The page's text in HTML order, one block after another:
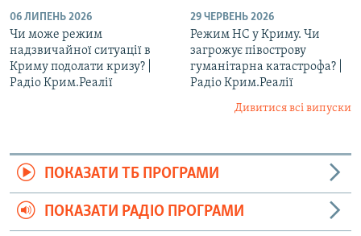
06 ЛИПЕНЬ 2026
Чи може режим
надзвичайної ситуації в
Криму подолати кризу? |
Радіо Крим.Реалії
29 ЧЕРВЕНЬ 2026
Режим НС у Криму. Чи
загрожує півострову
гуманітарна катастрофа? |
Радіо Крим.Реалії
Дивитися всі випуски
ПОКАЗАТИ ТБ ПРОГРАМИ
ПОКАЗАТИ РАДІО ПРОГРАМИ